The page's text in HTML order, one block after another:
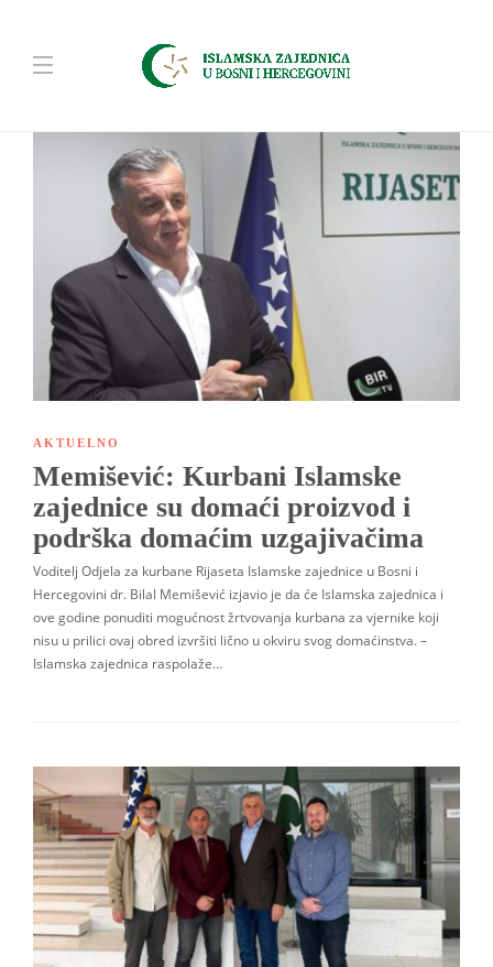
AKTUELNO
Memišević: Kurbani Islamske
zajednice su domaći proizvod i
podrška domaćim uzgajivačima
Voditelj Odjela za kurbane Rijaseta Islamske zajednice u Bosni i
Hercegovini dr. Bilal Memišević izjavio je da će Islamska zajednica i
ove godine ponuditi mogućnost žrtvovanja kurbana za vjernike koji
nisu u prilici ovaj obred izvršiti lično u okviru svog domaćinstva. –
Islamska zajednica raspolaže…